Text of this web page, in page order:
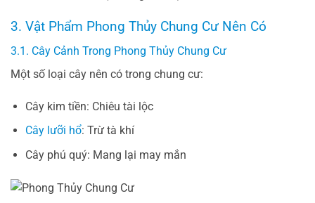
3. Vật Phẩm Phong Thủy Chung Cư Nên Có
3.1. Cây Cảnh Trong Phong Thủy Chung Cư
Một số loại cây nên có trong chung cư:
Cây kim tiền: Chiêu tài lộc
Cây lưỡi hổ: Trừ tà khí
Cây phú quý: Mang lại may mắn